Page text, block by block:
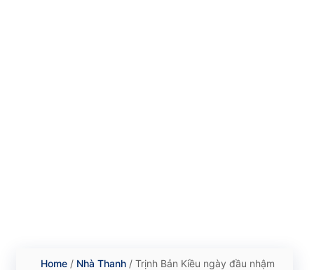
Home / Nhà Thanh / Trịnh Bản Kiều ngày đầu nhậm